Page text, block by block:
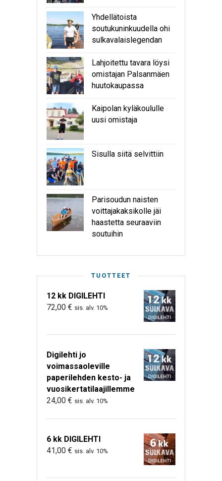
Yhdellätoista
soutukuninkuudella ohi
sulkavalaislegendan
Lahjoitettu tavara löysi
omistajan Palsanmäen
huutokaupassa
Kaipolan kyläkoululle
uusi omistaja
Sisulla siitä selvittiin
Parisoudun naisten
voittajakaksikolle jäi
haastetta seuraaviin
soutuihin
TUOTTEET
12 kk DIGILEHTI
72,00 € sis. alv. 10%
Digilehti jo
voimassaoleville
paperilehden kesto- ja
vuosikertatilaajillemme
24,00 € sis. alv. 10%
6 kk DIGILEHTI
41,00 € sis. alv. 10%